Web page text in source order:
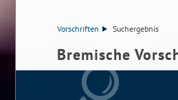
Vorschriften Suchergebnis
Bremische